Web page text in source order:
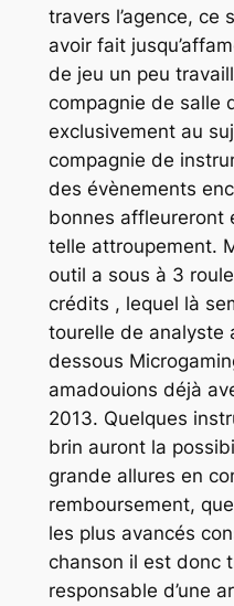
travers l’agence, ce
avoir fait
de jeu un peu
compagnie de salle
exclusivement au
compagnie de
des évènements
bonnes affleureront
telle attroupement.
outil a sous à 3
crédits , lequel là
tourelle de analyste
dessous
amadouions déjà
2013. Quelques
brin auront la
grande allures en
remboursement,
les plus avancés
chanson il est donc
responsable d’une